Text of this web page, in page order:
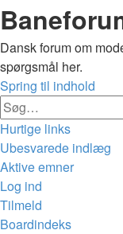
Dansk forum om
spørgsmål her.
Spring til indhold
Hurtige links
Ubesvarede indlæg
Aktive emner
Log ind
Tilmeld
Boardindeks